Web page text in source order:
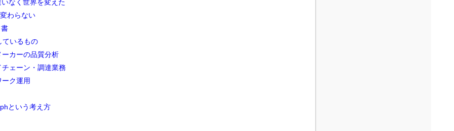
なく世界を変えた
わらない
ているもの
カーの品質分析
ェーン・調達業務
ク運用
という考え方